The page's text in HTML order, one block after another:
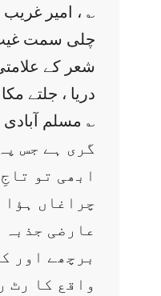
، امیر غریب غم دنیا اور غم دوراں سے کسی حد تک نجات حاصل کرتا ۔ بہر حال یہی وہ دن تھے کہ عین بہار کے اس عالم میں ؎
چلی سمت
شعر کے
دریا ، جلتے
مسلم آبادی اب بھی یہ سوچتی رہی کہ ؎
گری ہے جس
ابھی تو
چراغاں
عارضی
برچھے اور
واقع کا رٹ